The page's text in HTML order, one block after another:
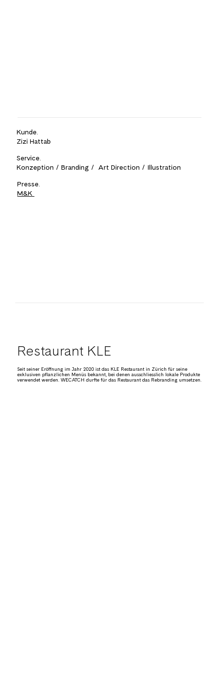
Kunde.
Zizi Hattab
Service.
Konzeption / Branding / Art Direction / Illustration
Presse.
M&K
Restaurant KLE
Seit seiner Eröffnung im Jahr 2020 ist das KLE Restaurant in Zürich für seine
exklusiven pflanzlichen Menüs bekannt, bei denen ausschliesslich lokale Produkte
verwendet werden. WECATCH durfte für das Restaurant das Rebranding umsetzen.